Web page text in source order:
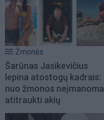
Žmonės
Šarūnas Jasikevičius
lepina atostogų kadrais:
nuo žmonos neįmanoma
atitraukti akių